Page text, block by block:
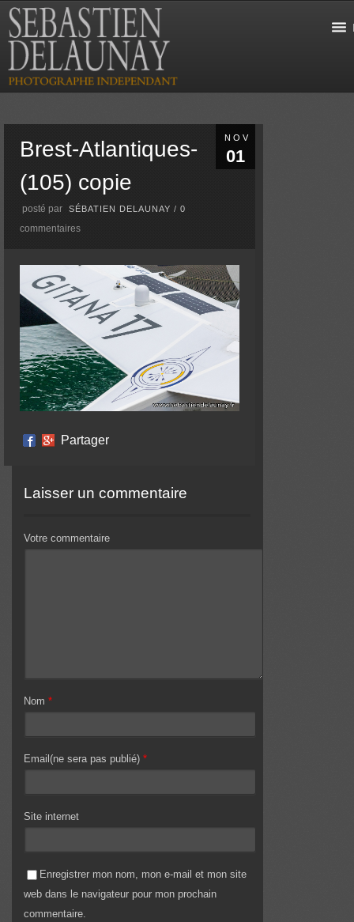
NOV
01
Brest-Atlantiques-
(105) copie
posté par SÉBATIEN DELAUNAY /0
commentaires
Partager
Laisser un commentaire
Votre commentaire
Nom *
Email(ne sera pas publié) *
Site internet
Enregistrer mon nom, mon e-mail et mon site
web dans le navigateur pour mon prochain
commentaire.